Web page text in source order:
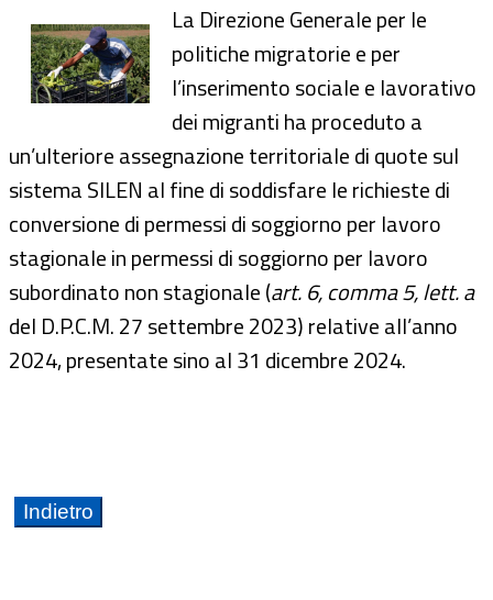
La Direzione Generale per le
politiche migratorie e per
l’inserimento sociale e lavorativo
dei migranti ha proceduto a
un’ulteriore assegnazione territoriale di quote sul
sistema SILEN al fine di soddisfare le richieste di
conversione di permessi di soggiorno per lavoro
stagionale in permessi di soggiorno per lavoro
subordinato non stagionale (art. 6, comma 5, lett. a
del D.P.C.M. 27 settembre 2023) relative all’anno
2024, presentate sino al 31 dicembre 2024.